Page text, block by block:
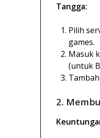
Tangga:
Pilih
games.
Masuk
(untuk
2.